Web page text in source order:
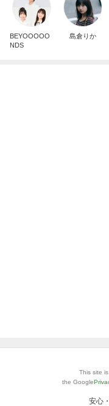
BEYOOOOO
NDS
島倉りか
This site
the Google
安心